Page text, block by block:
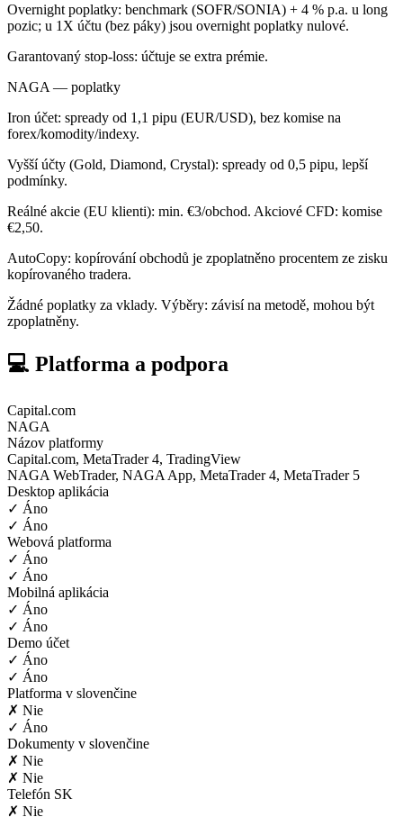
Overnight poplatky: benchmark (SOFR/SONIA) + 4 % p.a. u long
pozic; u 1X účtu (bez páky) jsou overnight poplatky nulové.
Garantovaný stop-loss: účtuje se extra prémie.
NAGA — poplatky
Iron účet: spready od 1,1 pipu (EUR/USD), bez komise na
forex/komodity/indexy.
Vyšší účty (Gold, Diamond, Crystal): spready od 0,5 pipu, lepší
podmínky.
Reálné akcie (EU klienti): min. €3/obchod. Akciové CFD: komise
€2,50.
AutoCopy: kopírování obchodů je zpoplatněno procentem ze zisku
kopírovaného tradera.
Žádné poplatky za vklady. Výběry: závisí na metodě, mohou být
zpoplatněny.
💻 Platforma a podpora
Capital.com
NAGA
Názov platformy
Capital.com, MetaTrader 4, TradingView
NAGA WebTrader, NAGA App, MetaTrader 4, MetaTrader 5
Desktop aplikácia
✓ Áno
✓ Áno
Webová platforma
✓ Áno
✓ Áno
Mobilná aplikácia
✓ Áno
✓ Áno
Demo účet
✓ Áno
✓ Áno
Platforma v slovenčine
✗ Nie
✓ Áno
Dokumenty v slovenčine
✗ Nie
✗ Nie
Telefón SK
✗ Nie